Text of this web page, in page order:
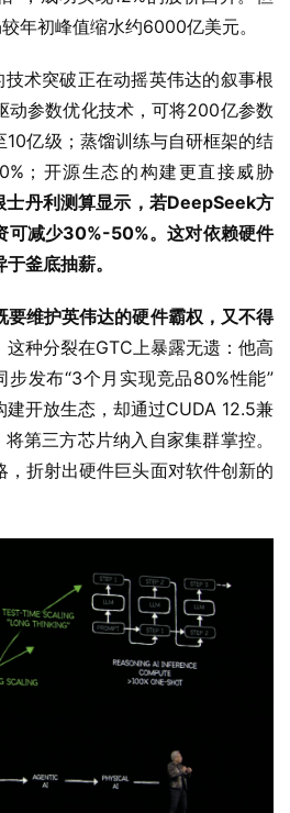
年初峰值缩水约6000亿美元。
术突破正在动摇英伟达的叙事根
动参数优化技术，可将200亿参数
亿级；蒸馏训练与自研框架的结
；开源生态的构建更直接威胁
士丹利测算显示，若DeepSeek方
可减少30%-50%。这对依赖硬件
釜底抽薪。
要维护英伟达的硬件霸权，又不得
这种分裂在GTC上暴露无遗：他高
发布“3个月实现竞品80%性能”
建开放生态，却通过CUDA 12.5兼
第三方芯片纳入自家集群掌控。
，折射出硬件巨头面对软件创新的